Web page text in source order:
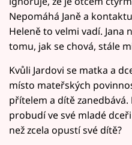
Nepomáhá Janě a
Heleně to velmi vadí. Jana
tomu, jak se chová, stále
Kvůli Jardovi se matka a
místo mateřských
přítelem a dítě
probudí ve své mladé
než zcela opustí své dítě?